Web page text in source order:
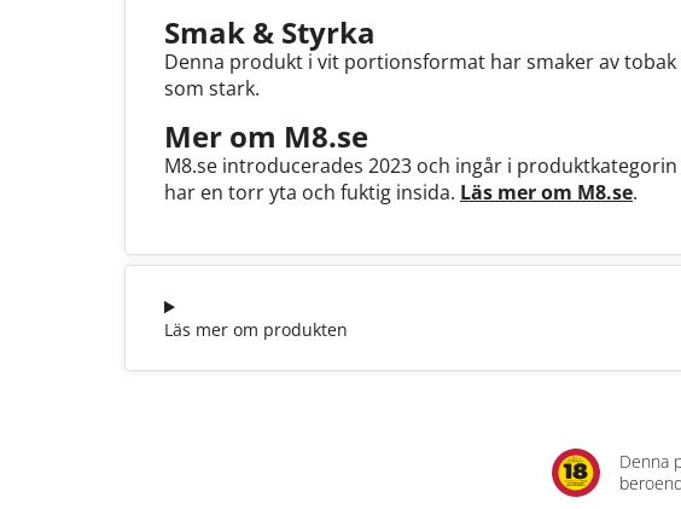
Smak & Styrka
Denna produkt i vit portionsformat har smaker av
som stark.
Mer om M8.se
M8.se introducerades 2023 och ingår i
har en torr yta och fuktig insida. Läs mer om M8.se.
Läs mer om produkten
Denna